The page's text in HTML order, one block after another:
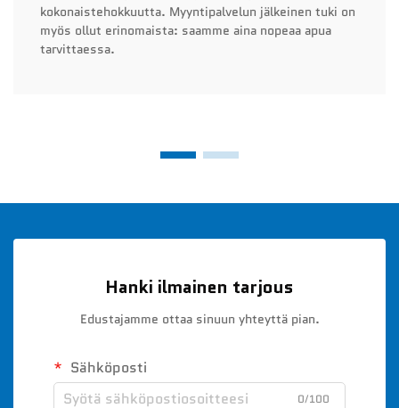
kokonaistehokkuutta. Myyntipalvelun jälkeinen tuki on
myös ollut erinomaista: saamme aina nopeaa apua
tarvittaessa.
Hanki ilmainen tarjous
Edustajamme ottaa sinuun yhteyttä pian.
Sähköposti
0/100